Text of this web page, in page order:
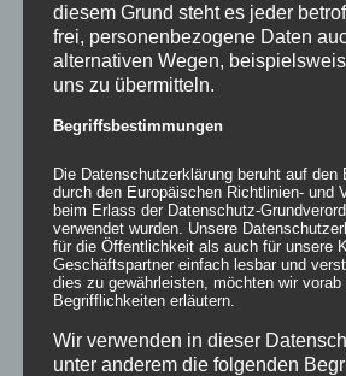
Aktuelle News
diesem Grund steht es jeder
frei, personenbezogene Daten
alternativen Wegen,
uns zu übermitteln.
Begriffsbestimmungen
Die Datenschutzerklärung beruht auf den
durch den Europäischen Richtlinien- und
beim Erlass der Datenschutz-
verwendet wurden. Unsere
für die Öffentlichkeit als auch für unsere
Geschäftspartner einfach lesbar und
dies zu gewährleisten, möchten wir vorab
Begrifflichkeiten erläutern.
Wir verwenden in dieser
unter anderem die folgenden